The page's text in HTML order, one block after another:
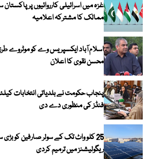
ممالک کا مشترکہ اعلامیہ
اسلام آباد ایکسپریس وے کو موٹروے
محسن نقوی کا اعلان
فنڈز کی منظوری دے دی
25 کلو واٹ تک کے سولر صارفین کو بڑی
ریگولیشنز میں ترمیم کردی